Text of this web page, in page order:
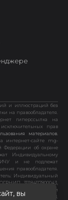
вы
и иллюстраций без
на правообладателя.
гиперссылка на
прав
материалов.
интернет-сайте mg-
Федерации об охране
Индивидуальному
и не подлежат
правообладателя.
Индивидуальный
311184117800043,
регистрации
18 №003076128.